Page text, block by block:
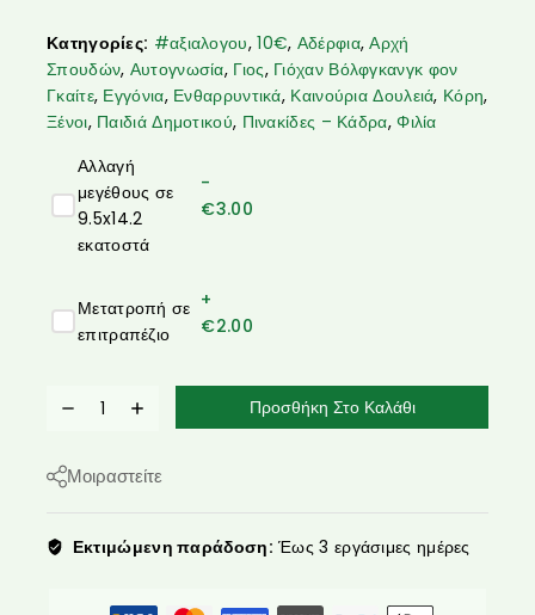
Κατηγορίες: #αξιαλογου,10€, Αδέρφια,Αρχή
Σπουδών, Αυτογνωσία, Γιος, Γιόχαν Βόλφγκανγκ φον
Γκαίτε, Εγγόνια, Ενθαρρυντικά, Καινούρια Δουλειά, Κόρη,
Ξένοι, Παιδιά Δημοτικού, Πινακίδες – Κάδρα,Φιλία
Αλλαγή
μεγέθους σε
9.5x14.2
εκατοστά
-
€3.00
Μετατροπή σε
επιτραπέζιο
+
€2.00
Προσθήκη Στο Καλάθι
Μοιραστείτε
Εκτιμώμενη παράδοση: Έως 3 εργάσιμες ημέρες